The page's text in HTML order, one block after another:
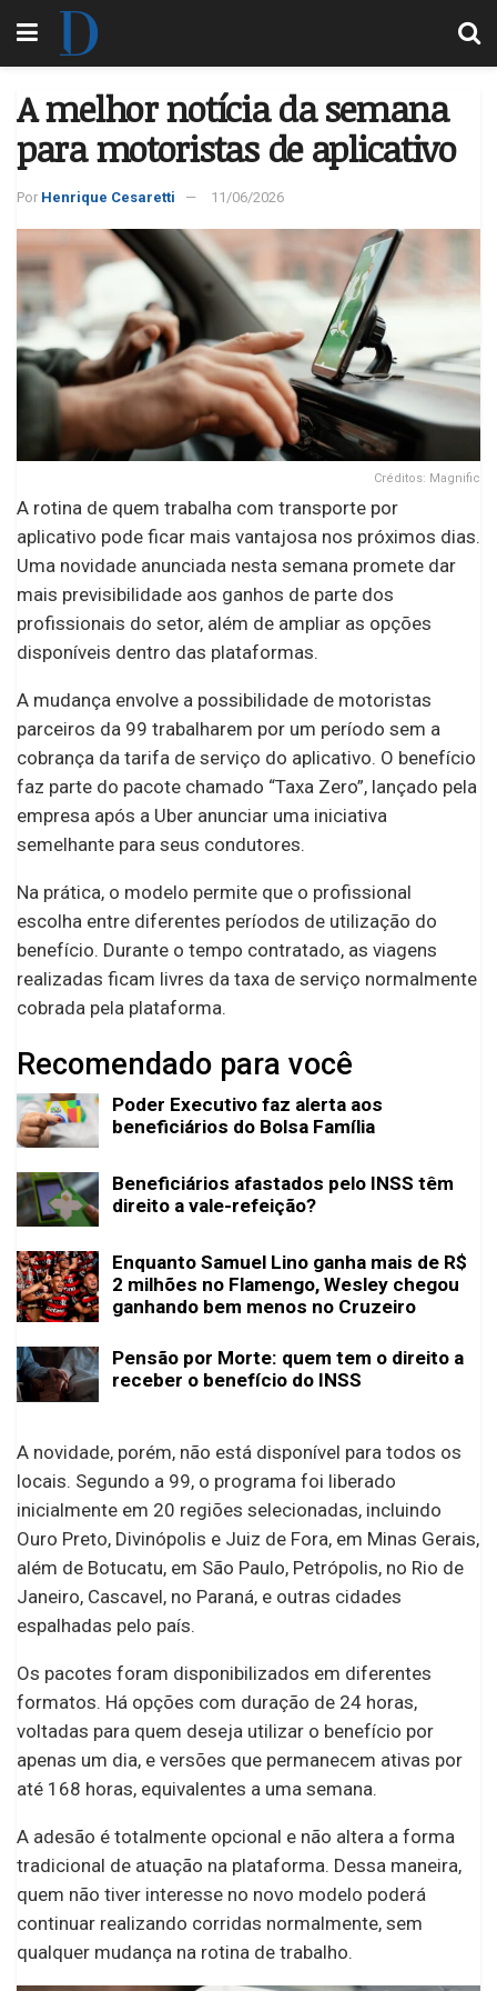
A melhor notícia da semana
para motoristas de aplicativo
Por Henrique Cesaretti 11/06/2026
Créditos: Magnific
A rotina de quem trabalha com transporte por
aplicativo pode ficar mais vantajosa nos próximos dias.
Uma novidade anunciada nesta semana promete dar
mais previsibilidade aos ganhos de parte dos
profissionais do setor, além de ampliar as opções
disponíveis dentro das plataformas.
A mudança envolve a possibilidade de motoristas
parceiros da 99 trabalharem por um período sem a
cobrança da tarifa de serviço do aplicativo. O benefício
faz parte do pacote chamado “Taxa Zero”, lançado pela
empresa após a Uber anunciar uma iniciativa
semelhante para seus condutores.
Na prática, o modelo permite que o profissional
escolha entre diferentes períodos de utilização do
benefício. Durante o tempo contratado, as viagens
realizadas ficam livres da taxa de serviço normalmente
cobrada pela plataforma.
Recomendado para você
Poder Executivo faz alerta aos
beneficiários do Bolsa Família
Beneficiários afastados pelo INSS têm
direito a vale-refeição?
Enquanto Samuel Lino ganha mais de R$
2 milhões no Flamengo, Wesley chegou
ganhando bem menos no Cruzeiro
Pensão por Morte: quem tem o direito a
receber o benefício do INSS
A novidade, porém, não está disponível para todos os
locais. Segundo a 99, o programa foi liberado
inicialmente em 20 regiões selecionadas, incluindo
Ouro Preto, Divinópolis e Juiz de Fora, em Minas Gerais,
além de Botucatu, em São Paulo, Petrópolis, no Rio de
Janeiro, Cascavel, no Paraná, e outras cidades
espalhadas pelo país.
Os pacotes foram disponibilizados em diferentes
formatos. Há opções com duração de 24 horas,
voltadas para quem deseja utilizar o benefício por
apenas um dia, e versões que permanecem ativas por
até 168 horas, equivalentes a uma semana.
A adesão é totalmente opcional e não altera a forma
tradicional de atuação na plataforma. Dessa maneira,
quem não tiver interesse no novo modelo poderá
continuar realizando corridas normalmente, sem
qualquer mudança na rotina de trabalho.